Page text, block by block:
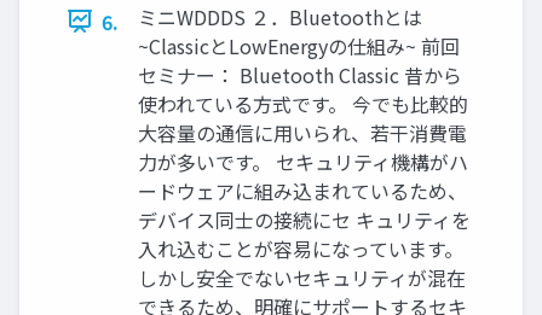
6.
ミニWDDDS ２．Bluetoothとは
~ClassicとLowEnergyの仕組み~ 前回
セミナー： Bluetooth Classic 昔から
使われている方式です。 今でも比較的
大容量の通信に用いられ、若干消費電
力が多いです。 セキュリティ機構がハ
ードウェアに組み込まれているため、
デバイス同士の接続にセ キュリティを
入れ込むことが容易になっています。
しかし安全でないセキュリティが混在
できるため、明確にサポートするセキ